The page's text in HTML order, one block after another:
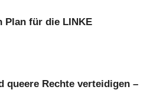
Plan für die LINKE
queere Rechte verteidigen –